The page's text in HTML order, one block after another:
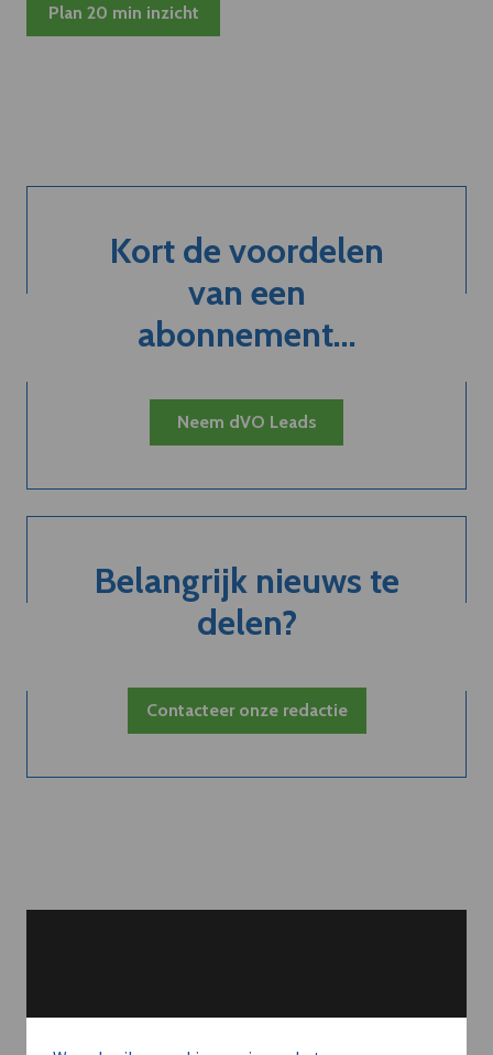
Plan 20 min inzicht
Kort de voordelen
van een
abonnement...
Neem dVO Leads
Belangrijk nieuws te
delen?
Contacteer onze redactie